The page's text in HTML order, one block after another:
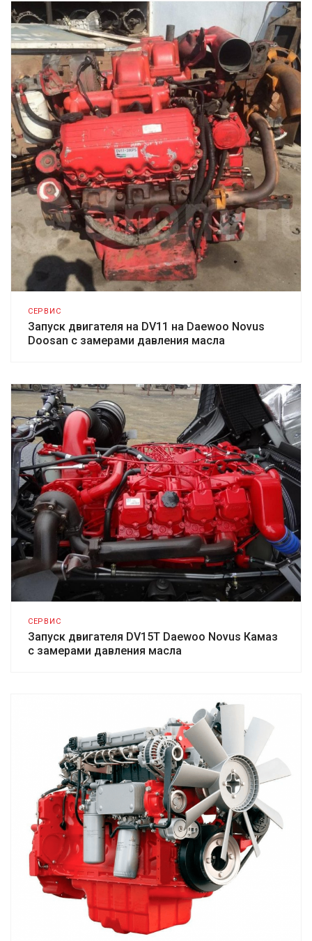
СЕРВИС
Запуск двигателя на DV11 на Daewoo Novus
Doosan с замерами давления масла
СЕРВИС
Запуск двигателя DV15T Daewoo Novus Камаз
с замерами давления масла